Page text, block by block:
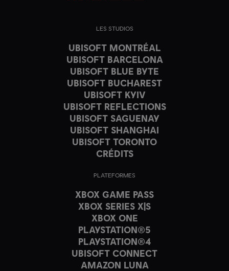
LES STUDIOS
UBISOFT MONTRÉAL
UBISOFT BARCELONA
UBISOFT BLUE BYTE
UBISOFT BUCHAREST
UBISOFT KYIV
UBISOFT REFLECTIONS
UBISOFT SAGUENAY
UBISOFT SHANGHAI
UBISOFT TORONTO
CRÉDITS
PLATEFORMES
XBOX GAME PASS
XBOX SERIES X|S
XBOX ONE
PLAYSTATION®5
PLAYSTATION®4
UBISOFT CONNECT
AMAZON LUNA